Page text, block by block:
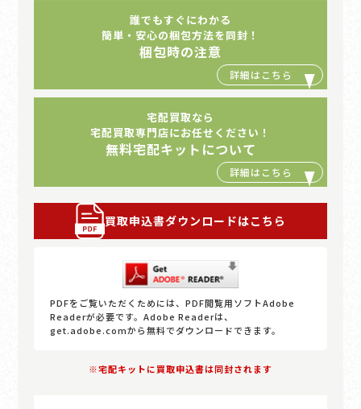
誰でもすぐにわかる
簡単・安心の梱包方法を同封！
梱包時の注意
宅配買取なら
宅配買取専門店にお任せください！
無料宅配キットについて
買取申込書ダウンロードはこちら
PDFをご覧いただくためには、PDF閲覧用ソフトAdobe
Readerが必要です。Adobe Readerは、
get.adobe.comから無料でダウンロードできます。
※宅配キットに買取申込書は同封されます